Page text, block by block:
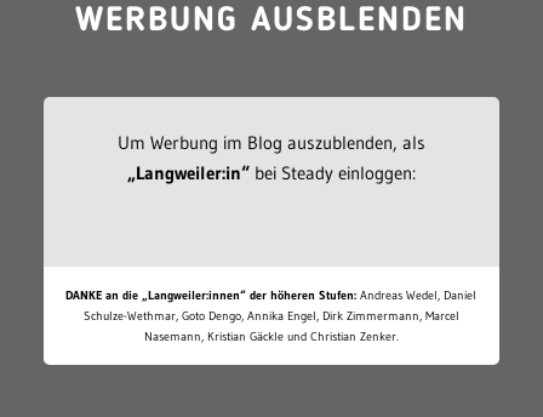
WERBUNG AUSBLENDEN
Um Werbung im Blog auszublenden, als
„Langweiler:in“bei Steady einloggen:
DANKE an die „Langweiler:innen“ der höheren Stufen: Andreas Wedel, Daniel
Schulze-Wethmar, Goto Dengo, Annika Engel, Dirk Zimmermann, Marcel
Nasemann, Kristian Gäckle und Christian Zenker.